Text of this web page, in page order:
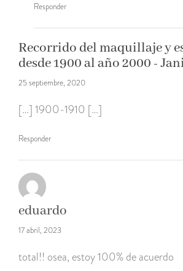
Responder
Recorrido del maquillaje y
desde 1900 al año 2000 -
25 septiembre, 2020
[…] 1900-1910 […]
Responder
eduardo
17 abril, 2023
total!! osea, estoy 100% de acuerdo